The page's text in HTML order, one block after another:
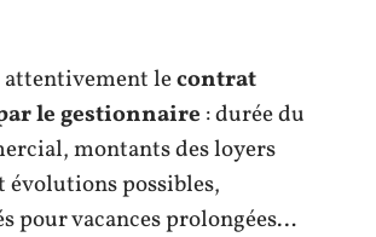
attentivement lecontrat
le gestionnaire : durée du
montants des loyers
évolutions possibles,
pour vacances prolongées…